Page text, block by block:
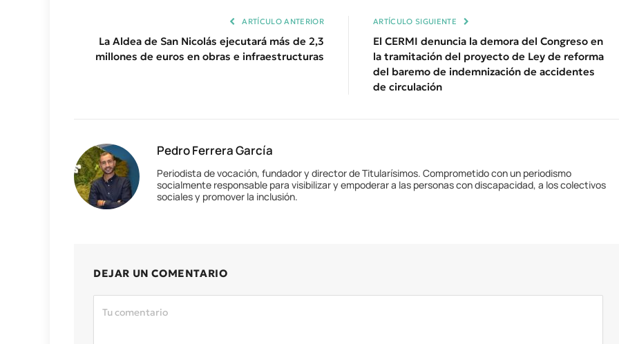
ARTÍCULO ANTERIOR
La Aldea de San Nicolás ejecutará más de 2,3
millones de euros en obras e infraestructuras
ARTÍCULO SIGUIENTE
El CERMI denuncia la demora del Congreso en
la tramitación del proyecto de Ley de reforma
del baremo de indemnización de accidentes
de circulación
Pedro Ferrera García
Periodista de vocación, fundador y director de Titularísimos. Comprometido con un periodismo
socialmente responsable para visibilizar y empoderar a las personas con discapacidad, a los colectivos
sociales y promover la inclusión.
DEJAR UN COMENTARIO